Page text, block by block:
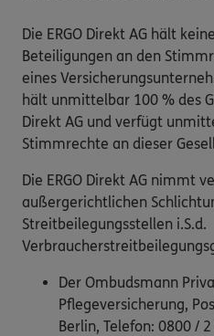
Die ERGO Direkt AG hält
Beteiligungen an den
eines
hält unmittelbar 100 % des
Direkt AG und verfügt
Stimmrechte an dieser
Die ERGO Direkt AG nimmt
außergerichtlichen
Streitbeilegungsstellen i.S.d.
Der Ombudsmann
Pflegeversicherung,
Berlin, Telefon: 0800 /